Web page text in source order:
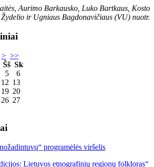
Aurimo Barkausko, Luko Bartkaus, Kosto
Žydelio ir Ugniaus Bagdonavičiaus (VU) nuotr.
> >>
Šš Sk
5
6
12 13
19 20
26 27